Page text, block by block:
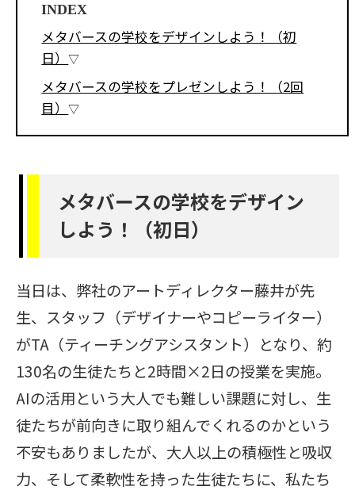
INDEX
メタバースの学校をデザインしよう！（初
日）
メタバースの学校をプレゼンしよう！（2回
目）
メタバースの学校をデザイン
しよう！（初日）
当日は、弊社のアートディレクター藤井が先
生、スタッフ（デザイナーやコピーライター）
がTA（ティーチングアシスタント）となり、約
130名の生徒たちと2時間×2日の授業を実施。
AIの活用という大人でも難しい課題に対し、生
徒たちが前向きに取り組んでくれるのかという
不安もありましたが、大人以上の積極性と吸収
力、そして柔軟性を持った生徒たちに、私たち